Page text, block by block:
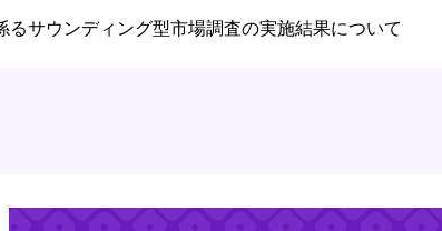
るサウンディング型市場調査の実施結果について